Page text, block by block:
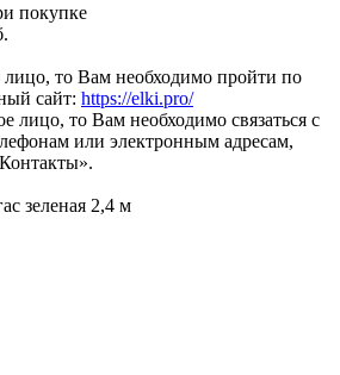
покупке
то Вам необходимо пройти по
сайт: https://elki.pro/
лицо, то Вам необходимо связаться с
или электронным адресам,
зеленая 2,4 м